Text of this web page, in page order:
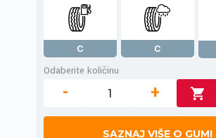
C C
Odaberite količinu
- +
SAZNAJ VIŠE O GUMI